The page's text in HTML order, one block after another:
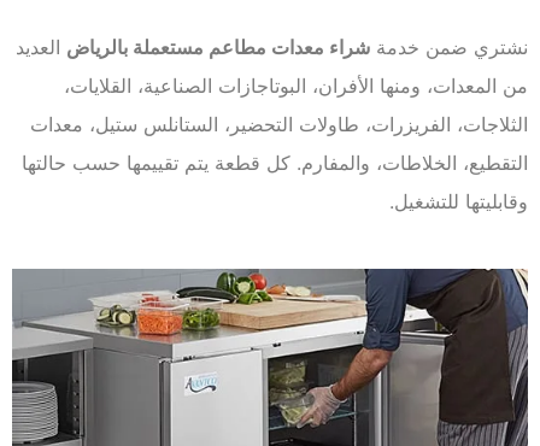
نشتري ضمن خدمة شراء معدات مطاعم مستعملة بالرياض العديد
من المعدات، ومنها الأفران، البوتاجازات الصناعية، القلايات،
الثلاجات، الفريزرات، طاولات التحضير، الستانلس ستيل، معدات
التقطيع، الخلاطات، والمفارم. كل قطعة يتم تقييمها حسب حالتها
وقابليتها للتشغيل.